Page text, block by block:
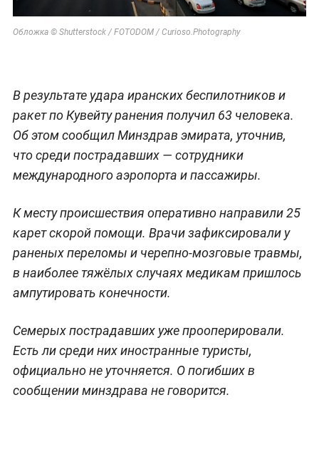
Обложка © Shutterstock / FOTODOM / Curioso.Photography
В результате удара иранских беспилотников и
ракет по Кувейту ранения получил 63 человека.
Об этом сообщил Минздрав эмирата, уточнив,
что среди пострадавших — сотрудники
международного аэропорта и пассажиры.
К месту происшествия оперативно направили 25
карет скорой помощи. Врачи зафиксировали у
раненых переломы и черепно-мозговые травмы,
в наиболее тяжёлых случаях медикам пришлось
ампутировать конечности.
Семерых пострадавших уже прооперировали.
Есть ли среди них иностранные туристы,
официально не уточняется. О погибших в
сообщении минздрава не говорится.